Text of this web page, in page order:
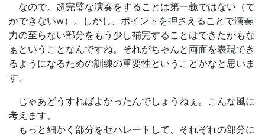
なので、超完璧な演奏をすることは第一義ではない（て
かできないw）。しかし、ポイントを押さえることで演奏
力の至らない部分をもう少し補完することはできたかもな
ぁということなんですね。それがちゃんと両面を表現でき
るようになるための訓練の重要性ということかなと思いま
す。
じゃあどうすればよかったんでしょうねぇ。こんな風に
考えます。
もっと細かく部分をセパレートして、それぞれの部分に